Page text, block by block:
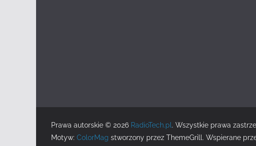
Prawa autorskie © 2026 RadioTech.pl . Wszystkie prawa
Motyw: ColorMag stworzony przez ThemeGrill. Wspierane